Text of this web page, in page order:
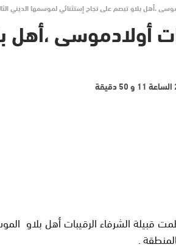
،أهل بلاو تبصم على نجاح إستثنائي لموسمها الديني
أولادموسى
.